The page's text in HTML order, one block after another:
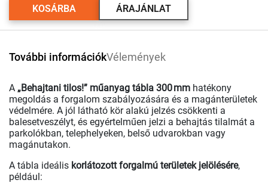
KOSÁRBA ÁRAJÁNLAT
További információkVélemények
A „Behajtani tilos!” műanyag tábla 300 mm hatékony
megoldás a forgalom szabályozására és a magánterületek
védelmére. A jól látható kör alakú jelzés csökkenti a
balesetveszélyt, és egyértelműen jelzi a behajtás tilalmát a
parkolókban, telephelyeken, belső udvarokban vagy
magánutakon.
A tábla ideális korlátozott forgalmú területek jelölésére,
például: